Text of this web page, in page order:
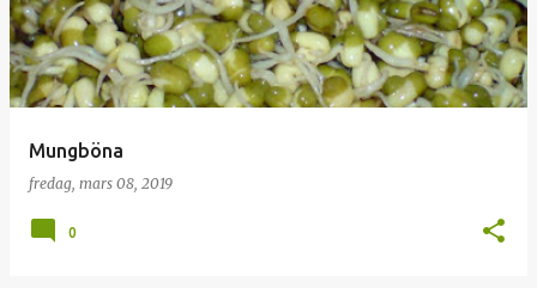
ä
g
g
Mungböna
fredag, mars 08, 2019
0